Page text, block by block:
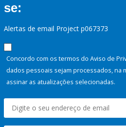
se:
Alertas de email Project p067373
Concordo com os termos do Aviso de
dados pessoais sejam processados, na
assinar as atualizações selecionadas.